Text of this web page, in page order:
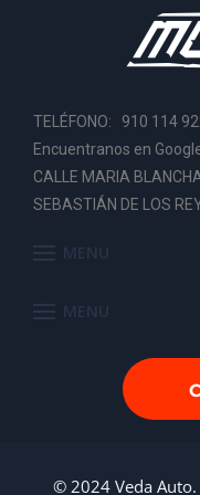
TELÉFONO: 910
Encuentranos en
CALLE MARIA
SEBASTIÁN DE LOS
MENU
MENU
© 2024 Veda Auto.